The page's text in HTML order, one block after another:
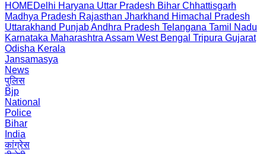
HOMEDelhi Haryana Uttar Pradesh Bihar Chhattisgarh
Madhya Pradesh Rajasthan Jharkhand Himachal Pradesh
Uttarakhand PunjabAndhra Pradesh Telangana Tamil Nadu
Karnataka Maharashtra Assam West Bengal Tripura Gujarat
Odisha Kerala
Jansamasya
News
पुलिस
Bjp
National
Police
Bihar
India
कांग्रेस